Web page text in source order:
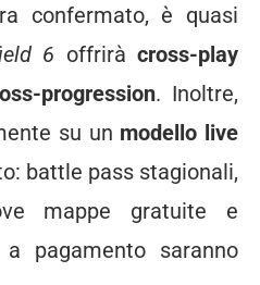
confermato, è quasi
6 offriràcross-play
progression. Inoltre,
su un modello live
battle pass stagionali,
mappe gratuite e
pagamento saranno